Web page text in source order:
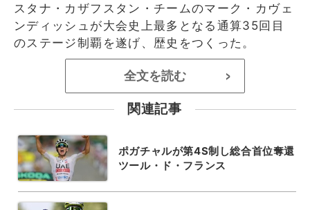
スタナ・カザフスタン・チームのマーク・カヴェ
ンディッシュが大会史上最多となる通算35回目
のステージ制覇を遂げ、歴史をつくった。
全文を読む >
関連記事
ポガチャルが第4S制し総合首位奪還
ツール・ド・フランス